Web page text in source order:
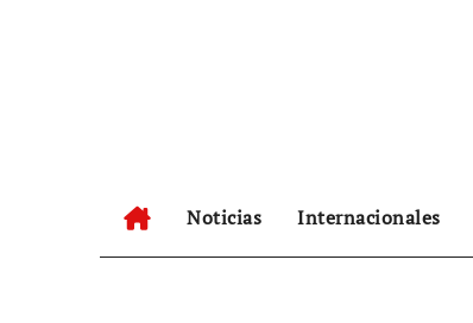
Noticias Internacionales